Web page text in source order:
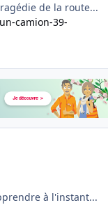
de la route...
camion-39-
à l'instant...